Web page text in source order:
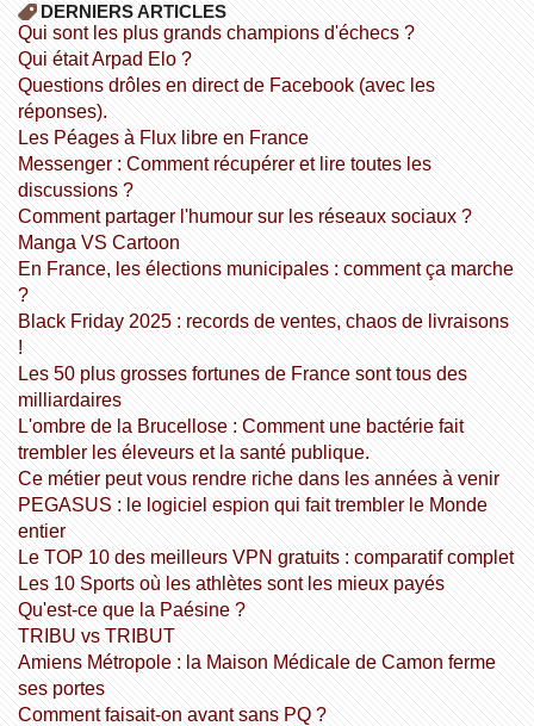
DERNIERS ARTICLES
Qui sont les plus grands champions d'échecs ?
Qui était Arpad Elo ?
Questions drôles en direct de Facebook (avec les
réponses).
Les Péages à Flux libre en France
Messenger : Comment récupérer et lire toutes les
discussions ?
Comment partager l'humour sur les réseaux sociaux ?
Manga VS Cartoon
En France, les élections municipales : comment ça marche
?
Black Friday 2025 : records de ventes, chaos de livraisons
!
Les 50 plus grosses fortunes de France sont tous des
milliardaires
L'ombre de la Brucellose : Comment une bactérie fait
trembler les éleveurs et la santé publique.
Ce métier peut vous rendre riche dans les années à venir
PEGASUS : le logiciel espion qui fait trembler le Monde
entier
Le TOP 10 des meilleurs VPN gratuits : comparatif complet
Les 10 Sports où les athlètes sont les mieux payés
Qu'est-ce que la Paésine ?
TRIBU vs TRIBUT
Amiens Métropole : la Maison Médicale de Camon ferme
ses portes
Comment faisait-on avant sans PQ ?